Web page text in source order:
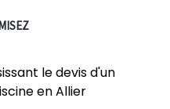
le devis d'un
en Allier